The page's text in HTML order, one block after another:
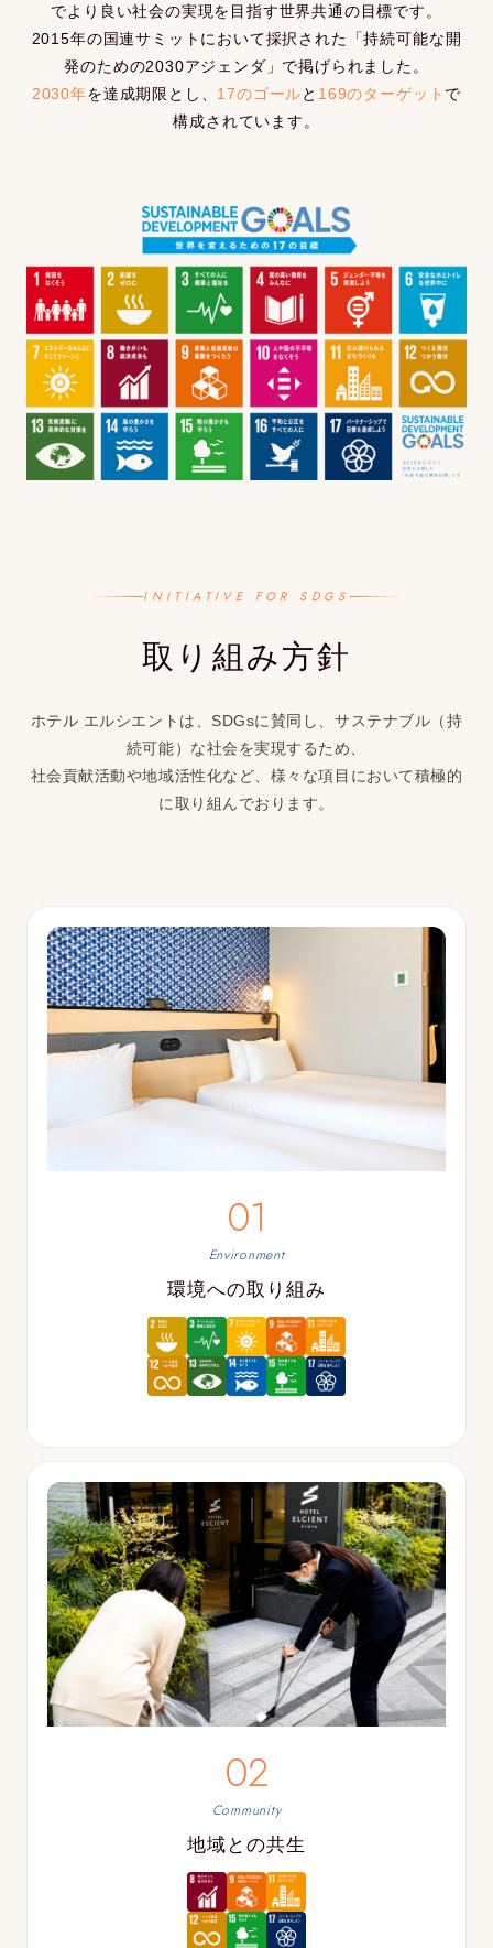
でより良い社会の実現を目指す世界共通の目標です。
2015年の国連サミットにおいて採択された「持続可能な開
発のための2030アジェンダ」で掲げられました。
2030年を達成期限とし、 17のゴール と 169のターゲット で
構成されています。
INITIATIVE FOR SDGS
取り組み方針
ホテル エルシエントは、SDGsに賛同し、サステナブル（持
続可能）な社会を実現するため、
社会貢献活動や地域活性化など、様々な項目において積極的
に取り組んでおります。
01
Environment
環境への取り組み
02
Community
地域との共生